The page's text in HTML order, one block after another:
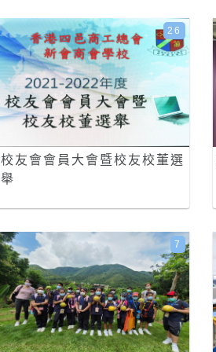
校友會會員大會暨校友校董選
舉
26
7